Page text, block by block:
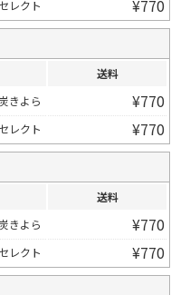
セレクト ¥770
送料
きよら
¥770
セレクト ¥770
送料
きよら
¥770
セレクト ¥770